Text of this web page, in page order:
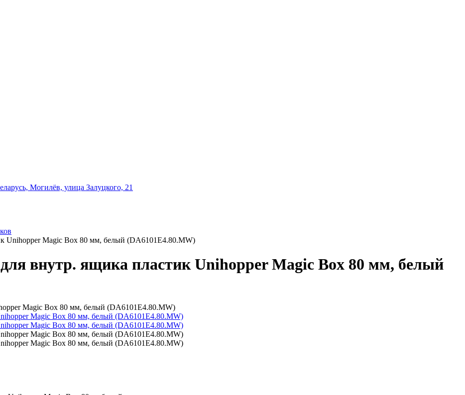
Могилёв, улица Залуцкого, 21
Unihopper Magic Box 80 мм, белый (DA6101E4.80.MW)
внутр. ящика пластик Unihopper Magic Box 80 мм, белый
Magic Box 80 мм, белый (DA6101E4.80.MW)